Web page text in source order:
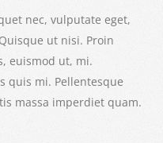
nec, vulputate eget,
ut nisi. Proin
euismod ut, mi.
quis mi. Pellentesque
massa imperdiet quam.